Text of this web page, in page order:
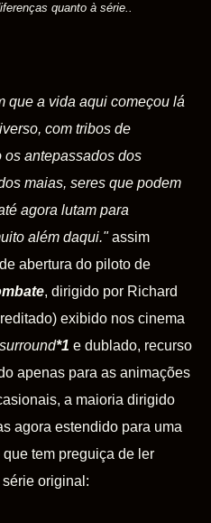
quanto à série..
que a vida aqui começou lá
com tribos de
os antepassados dos
maias, seres que podem
agora lutam para
além daqui." assim
de abertura do piloto de
, dirigido por Richard
exibido nos cinema
*1 e dublado, recurso
apenas para as animações
a maioria dirigido
agora estendido para uma
tem preguiça de ler
série original: